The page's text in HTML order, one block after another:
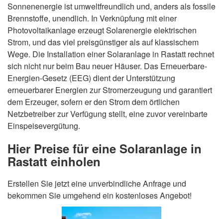
Sonnenenergie ist umweltfreundlich und, anders als fossile
Brennstoffe, unendlich. In Verknüpfung mit einer
Photovoltaikanlage erzeugt Solarenergie elektrischen
Strom, und das viel preisgünstiger als auf klassischem
Wege. Die Installation einer Solaranlage in Rastatt rechnet
sich nicht nur beim Bau neuer Häuser. Das Erneuerbare-
Energien-Gesetz (EEG) dient der Unterstützung
erneuerbarer Energien zur Stromerzeugung und garantiert
dem Erzeuger, sofern er den Strom dem örtlichen
Netzbetreiber zur Verfügung stellt, eine zuvor vereinbarte
Einspeisevergütung.
Hier Preise für eine Solaranlage in
Rastatt einholen
Erstellen Sie jetzt eine unverbindliche Anfrage und
bekommen Sie umgehend ein kostenloses Angebot!